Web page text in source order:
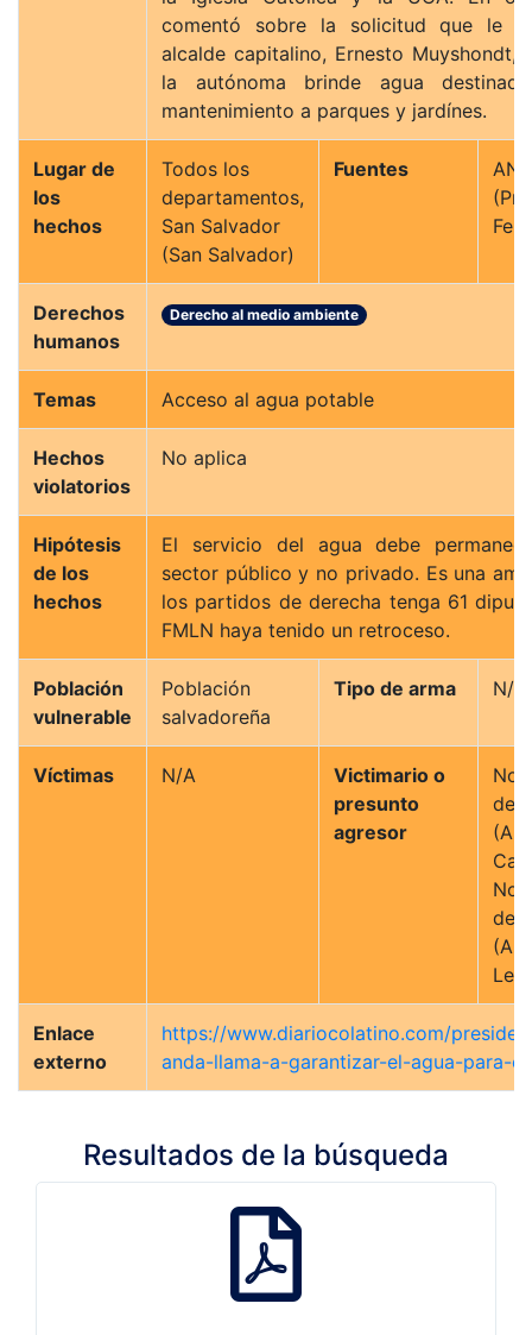
comentó sobre la solicitud que le
alcalde capitalino, Ernesto Muyshondt,
la autónoma brinde agua
mantenimiento a parques y jardínes.
Lugar de
los
hechos
Todos los
departamentos,
San Salvador
(San Salvador)
Fuentes
Derechos
humanos
Derecho al medio ambiente
Temas Acceso al agua potable
Hechos
violatorios
No aplica
Hipótesis
de los
hechos
El servicio del agua debe
sector público y no privado. Es una
los partidos de derecha tenga 61
FMLN haya tenido un retroceso.
Población
vulnerable
Población
salvadoreña
Tipo de arma N/A
Víctimas N/A
Victimario o
presunto
agresor
No
No
Enlace
externo
https://www.diariocolatino.com/
anda-llama-a-garantizar-el-agua-para-
Resultados de la búsqueda